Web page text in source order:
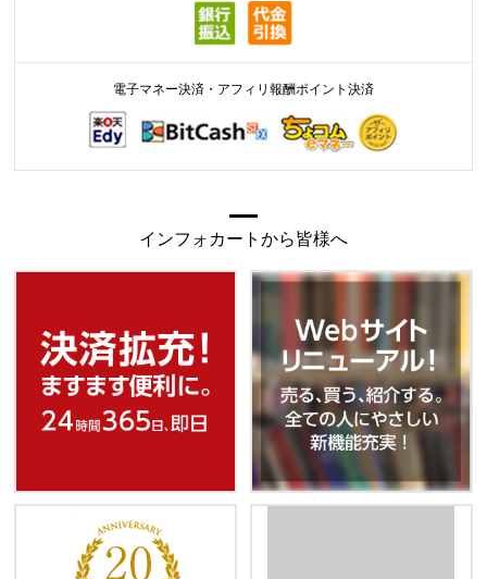
電子マネー決済・アフィリ報酬ポイント決済
インフォカートから皆様へ